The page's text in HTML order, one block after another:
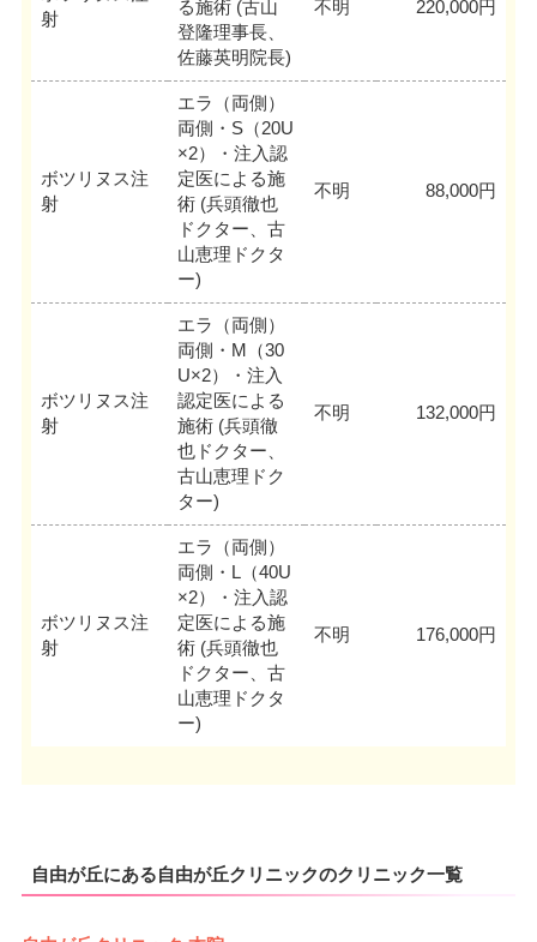
射
る施術 (古山
登隆理事長、
佐藤英明院長)
不明 220,000円
ボツリヌス注
射
エラ（両側）
両側・S（20U
×2）・注入認
定医による施
術 (兵頭徹也
ドクター、古
山恵理ドクタ
ー)
不明 88,000円
ボツリヌス注
射
エラ（両側）
両側・M（30
U×2）・注入
認定医による
施術 (兵頭徹
也ドクター、
古山恵理ドク
ター)
不明 132,000円
ボツリヌス注
射
エラ（両側）
両側・L（40U
×2）・注入認
定医による施
術 (兵頭徹也
ドクター、古
山恵理ドクタ
ー)
不明 176,000円
自由が丘にある自由が丘クリニックのクリニック一覧